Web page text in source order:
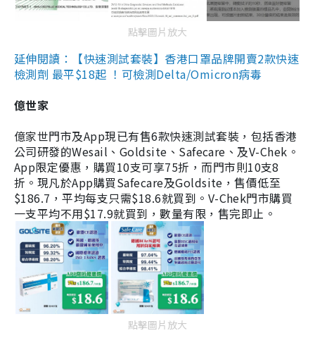
點擊圖片放大
延伸閱讀：【快速測試套裝】香港口罩品牌開賣2款快速
檢測劑 最平$18起 ！可檢測Delta/Omicron病毒
億世家
億家世門市及App現已有售6款快速測試套裝，包括香港
公司研發的Wesail、Goldsite、Safecare、及V-Chek。
App限定優惠，購買10支可享75折，而門市則10支8
折。現凡於App購買Safecare及Goldsite，售價低至
$186.7，平均每支只需$18.6就買到。V-Chek門市購買
一支平均不用$17.9就買到，數量有限，售完即止。
點擊圖片放大